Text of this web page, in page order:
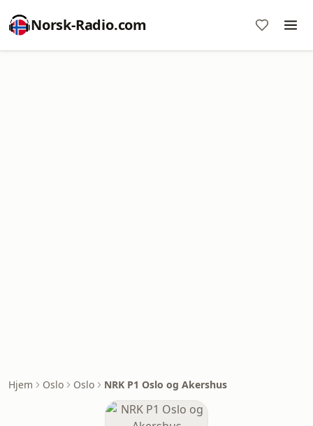
Norsk-Radio.com
Hjem Oslo Oslo NRK P1 Oslo og Akershus